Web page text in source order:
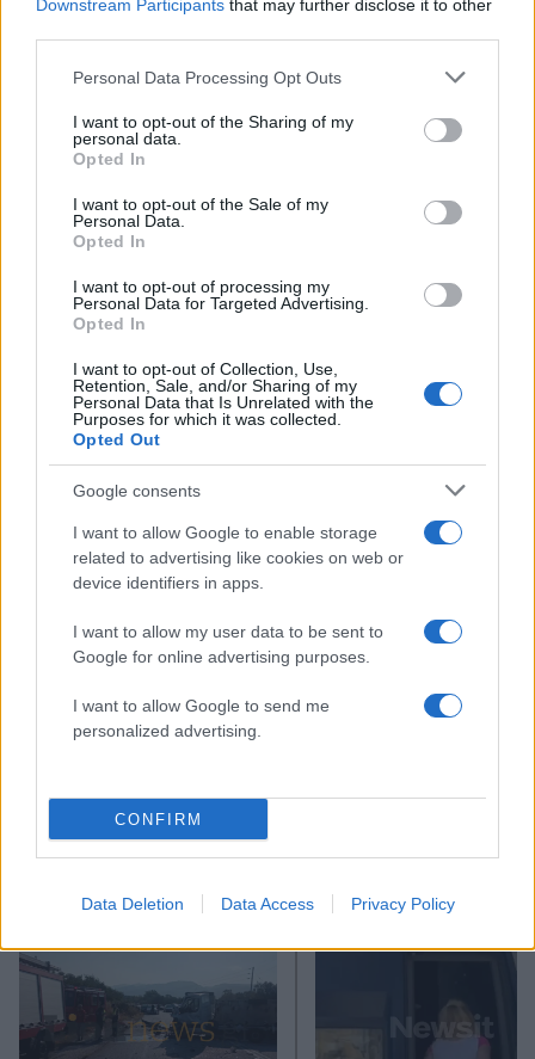
Downstream Participants that may further disclose it to other
Please note that this website/app uses one or more Google
not limited to your visit or usage behaviour. You may click to
grant or deny consent to Google and its third-party tags to
use your data for below specified purposes in below Google
consent section.
Personal Data Processing Opt Outs
I want to opt-out of the Sharing of my
personal data.
Opted In
I want to opt-out of the Sale of my
Personal Data.
Opted In
I want to opt-out of processing my
Personal Data for Targeted Advertising.
Opted In
I want to opt-out of Collection, Use,
Retention, Sale, and/or Sharing of my
Personal Data that Is Unrelated with the
Purposes for which it was collected.
Opted Out
Google consents
I want to allow Google to enable storage
related to advertising like cookies on web or
device identifiers in apps.
I want to allow my user data to be sent to
Google for online advertising purposes.
I want to allow Google to send me
personalized advertising.
CONFIRM
Data Deletion Data Access Privacy Policy
«Σύμμαχός» τους ήταν τατρομακτικά υψηλά
ντεσιμπέλ του ηχοσυστήματος
οι διοργανωτές και η παραγωγή, που έκαναν τον
ήχο της συναυλίας να ακούγεται κρυστάλλινα και
στο εξωτερικό του σταδίου. Παρά τις ελπίδες ότι
θα ανοίξουν οι πύλες προς το τέλος του live
-όπως γινόταν πολλές φορές στο παρελθόν-
κάτι τέτοιο δεν συνέβη και αμέσως μετά τη λήξη
της συναυλίας, έγιναν ένα με όσους έφευγαν.